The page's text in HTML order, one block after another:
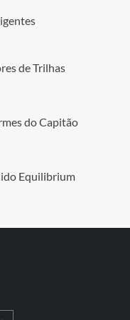
de Trilhas
do Capitão
Equilibrium